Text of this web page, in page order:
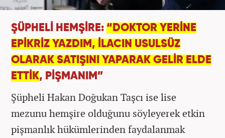
ŞÜPHELİ HEMŞİRE: “DOKTOR YERİNE
EPİKRİZ YAZDIM, İLACIN USULSÜZ
OLARAK SATIŞINI YAPARAK GELİR ELDE
ETTİK, PİŞMANIM”
Şüpheli Hakan Doğukan Taşcı ise lise
mezunu hemşire olduğunu söyleyerek etkin
pişmanlık hükümlerinden faydalanmak